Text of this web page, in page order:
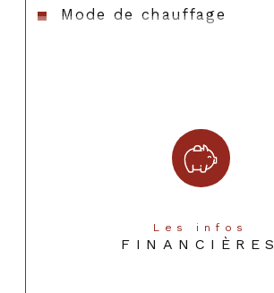
Mode de chauffage
Terrain Viabilisé
Les infos
FINANCIÈRES